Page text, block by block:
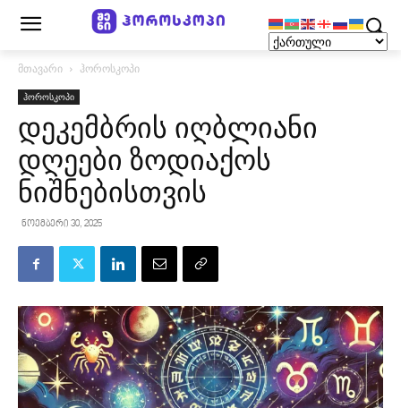
მთავარი ჰოროსკოპი
ჰოროსკოპი
დეკემბრის იღბლიანი
დღეები ზოდიაქოს
ნიშნებისთვის
ნოემბერი 30, 2025